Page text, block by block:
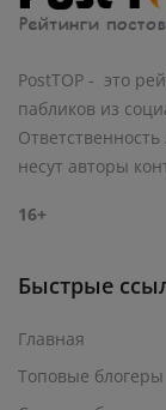
PostTOP - это
пабликов из
несут авторы
16+
Быстрые
Главная
Топовые блогеры